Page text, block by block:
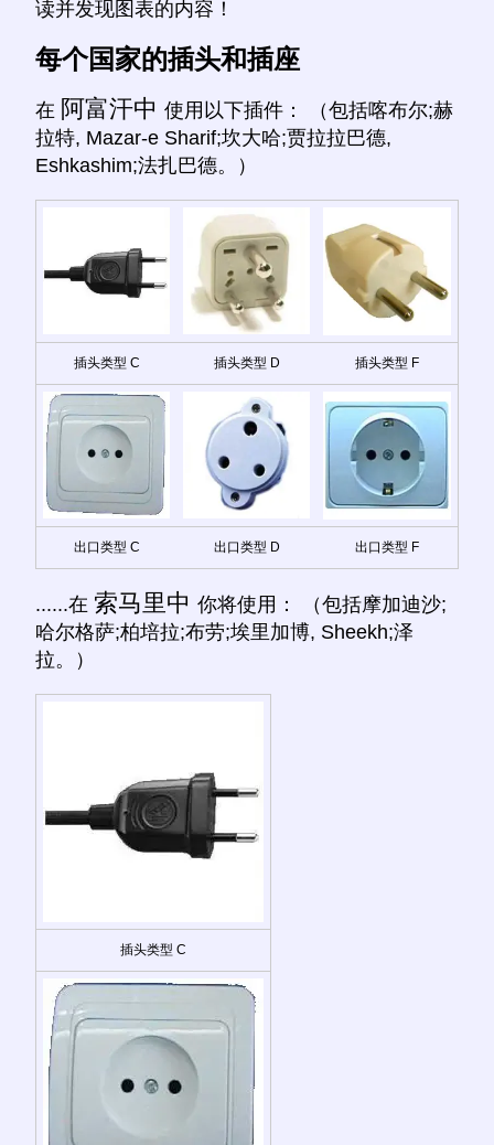
读并发现图表的内容！
每个国家的插头和插座
在 阿富汗中 使用以下插件： （包括喀布尔;赫
拉特, Mazar-e Sharif;坎大哈;贾拉拉巴德,
Eshkashim;法扎巴德。）
插头类型 C 插头类型 D 插头类型 F
出口类型 C 出口类型 D 出口类型 F
......在 索马里中 你将使用： （包括摩加迪沙;
哈尔格萨;柏培拉;布劳;埃里加博, Sheekh;泽
拉。）
插头类型 C